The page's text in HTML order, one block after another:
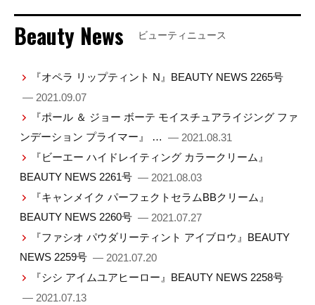
Beauty News ビューティニュース
『オペラ リップティント N』BEAUTY NEWS 2265号
— 2021.09.07
『ポール ＆ ジョー ボーテ モイスチュアライジング ファ
ンデーション プライマー』 … — 2021.08.31
『ビーエー ハイドレイティング カラークリーム』
BEAUTY NEWS 2261号 — 2021.08.03
『キャンメイク パーフェクトセラムBBクリーム』
BEAUTY NEWS 2260号 — 2021.07.27
『ファシオ パウダリーティント アイブロウ』BEAUTY
NEWS 2259号 — 2021.07.20
『シシ アイムユアヒーロー』BEAUTY NEWS 2258号
— 2021.07.13